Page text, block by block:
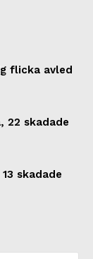
flicka avled
22 skadade
skadade